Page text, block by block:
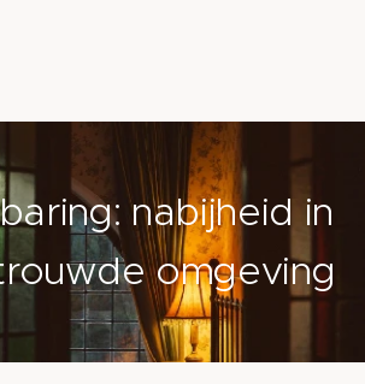
nabijheid in
omgeving